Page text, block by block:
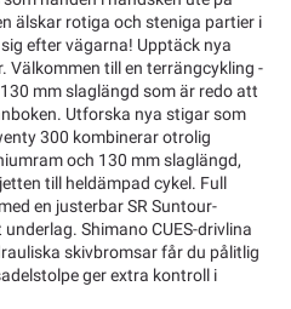
älskar rotiga och steniga partier i
efter vägarna! Upptäck nya
Välkommen till en terrängcykling -
mm slaglängd som är redo att
stigar som
300 kombinerar otrolig
och 130 mm slaglängd,
till heldämpad cykel. Full
en justerbar SR Suntour-
Shimano CUES-drivlina
skivbromsar får du pålitlig
ger extra kontroll i